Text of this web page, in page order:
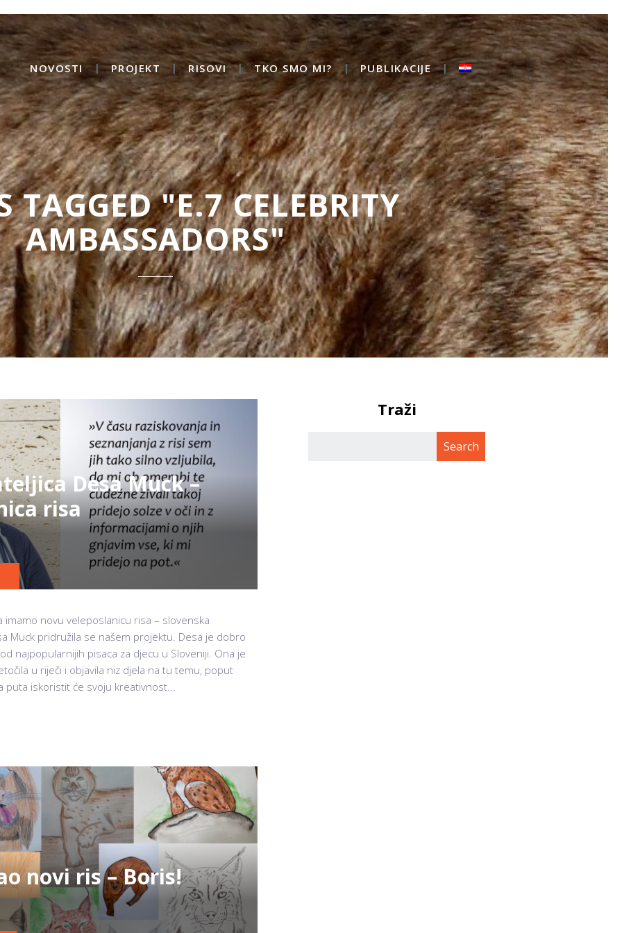
NOVOSTI PROJEKT RISOVI TKO SMO MI? PUBLIKACIJE
TAGGED "E.7 CELEBRITY
AMBASSADORS"
Desa Muck –
risa
novu veleposlanicu risa – slovenska
Muck pridružila se našem projektu. Desa je dobro
najpopularnijih pisaca za djecu u Sloveniji. Ona je
u riječi i objavila niz djela na tu temu, poput
puta iskoristit će svoju kreativnost...
novi ris – Boris!
Traži